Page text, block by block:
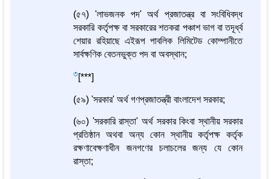
(৫৭) 'লাভজনক পদ' অর্থ প্রজাতন্ত্র বা সংবিধিবদ্ধ
সরকারি কর্তৃপক্ষ বা সরকারের শতকরা পঞ্চাশ ভাগ বা তদূর্ধ্ব
শেয়ার রহিয়াছে এইরূপ পাবলিক লিমিটেড কোম্পানীতে
সার্বক্ষণিক বেতনভুক্ত পদ বা অবস্থান;
3[***]
(৫৯) 'সরকার' অর্থ গণপ্রজাতন্ত্রী বাংলাদেশ সরকার;
(৬০) 'সরকারি রাস্তা' অর্থ সরকার কিংবা স্থানীয় সরকার
প্রতিষ্ঠান অথবা অন্য কোন স্থানীয় কর্তৃপক্ষ কর্তৃক
রক্ষণাবেক্ষণাধীন জনগণের চলাচলের জন্য যে কোন
রাস্তা;